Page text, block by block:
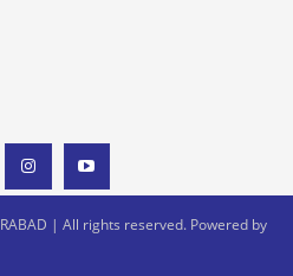
| All rights reserved. Powered by